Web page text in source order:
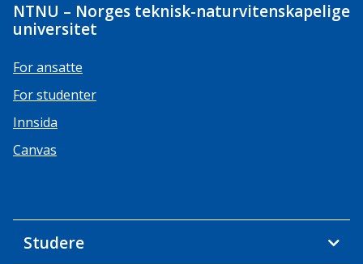
NTNU – Norges teknisk-naturvitenskapelige
universitet
For ansatte
For studenter
Innsida
Canvas
Studere